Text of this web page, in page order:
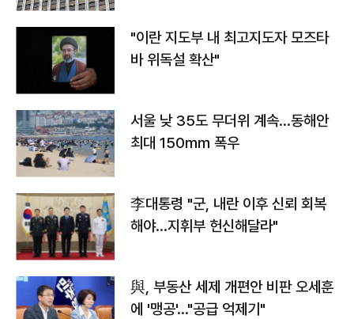
"이란 지도부 내 최고지도자 모즈타
바 위독설 확산"
서울 낮 35도 무더위 계속…동해안
최대 150㎜ 폭우
李대통령 "군, 내란 이후 신뢰 회복
해야…지휘부 헌신해달라"
與, 부동산 세제 개편안 비판 오세훈
에 '맹공'…"공급 억제기"